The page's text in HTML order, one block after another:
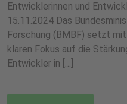
Entwicklerinnen und
15.11.2024 Das
Forschung (BMBF) setzt
klaren Fokus auf die
Entwickler in […]